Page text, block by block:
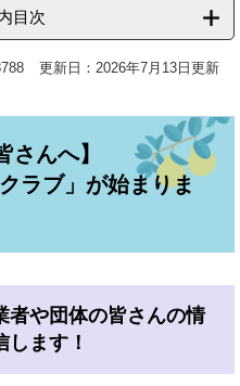
目次
更新日：2026年7月13日更新
さんへ】
ラブ」が始まりま
や団体の皆さんの情
ます！